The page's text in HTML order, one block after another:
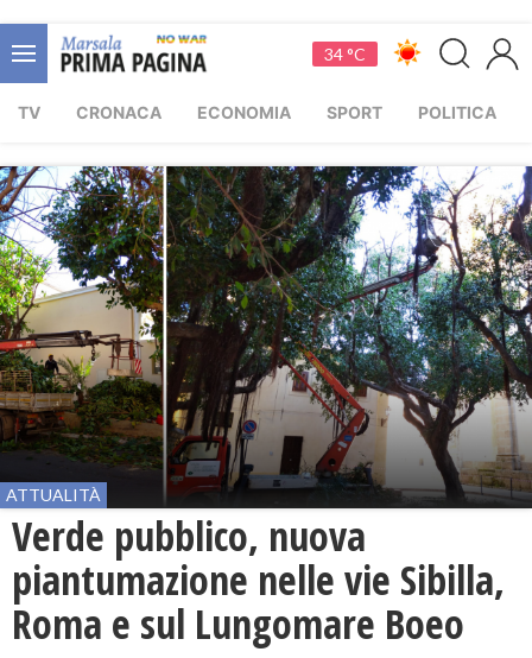
34 °C
TV CRONACA ECONOMIA SPORT POLITICA
ATTUALITÀ
Verde pubblico, nuova
piantumazione nelle vie Sibilla,
Roma e sul Lungomare Boeo